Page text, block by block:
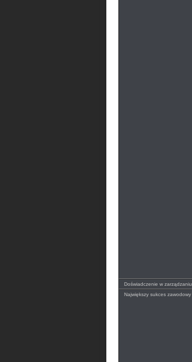
Doświadczenie w zarządzaniu
Największy sukces zawodowy